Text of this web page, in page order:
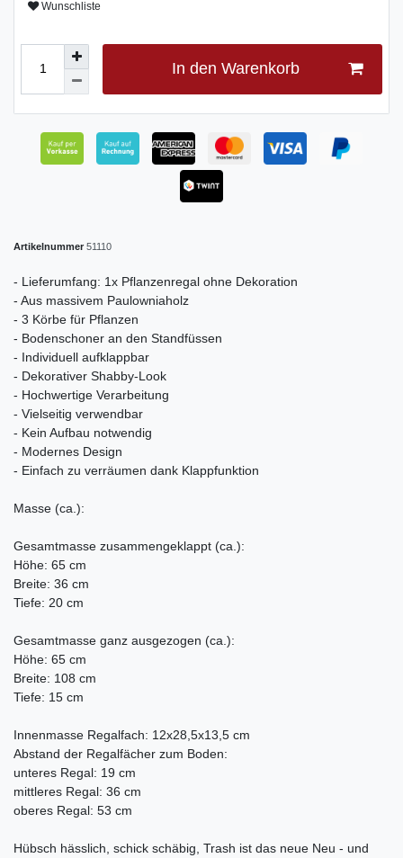
Wunschliste
In den Warenkorb
Artikelnummer 51110
- Lieferumfang: 1x Pflanzenregal ohne Dekoration
- Aus massivem Paulowniaholz
- 3 Körbe für Pflanzen
- Bodenschoner an den Standfüssen
- Individuell aufklappbar
- Dekorativer Shabby-Look
- Hochwertige Verarbeitung
- Vielseitig verwendbar
- Kein Aufbau notwendig
- Modernes Design
- Einfach zu verräumen dank Klappfunktion
Masse (ca.):
Gesamtmasse zusammengeklappt (ca.):
Höhe: 65 cm
Breite: 36 cm
Tiefe: 20 cm
Gesamtmasse ganz ausgezogen (ca.):
Höhe: 65 cm
Breite: 108 cm
Tiefe: 15 cm
Innenmasse Regalfach: 12x28,5x13,5 cm
Abstand der Regalfächer zum Boden:
unteres Regal: 19 cm
mittleres Regal: 36 cm
oberes Regal: 53 cm
Hübsch hässlich, schick schäbig, Trash ist das neue Neu - und